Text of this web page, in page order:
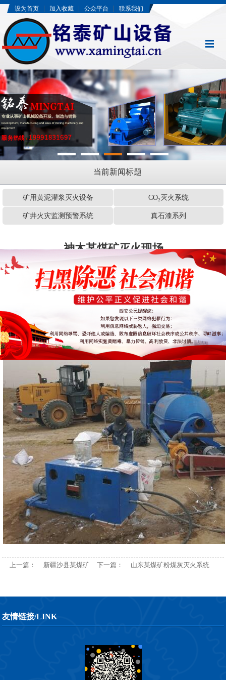
设为首页 加入收藏 公众平台 联系我们
当前新闻标题
矿用黄泥灌浆灭火设备 CO₂灭火系统
矿井火灾监测预警系统 真石漆系列
神木某煤矿灭火现场
发布时间：2020/4/1
浏览量：6553
分享到：
上一篇： 新疆沙县某煤矿 下一篇： 山东某煤矿粉煤灰灭火系统
友情链接/LINK